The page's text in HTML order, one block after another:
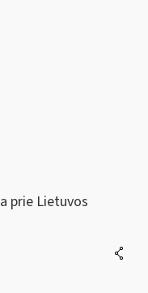
prie Lietuvos